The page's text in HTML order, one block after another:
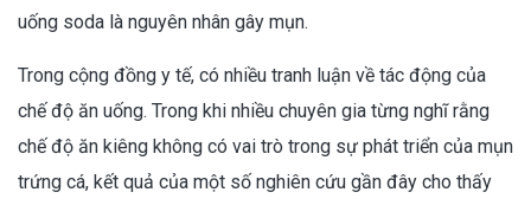
uống soda là nguyên nhân gây mụn.
Trong cộng đồng y tế, có nhiều tranh luận về tác động của
chế độ ăn uống. Trong khi nhiều chuyên gia từng nghĩ rằng
chế độ ăn kiêng không có vai trò trong sự phát triển của mụn
trứng cá, kết quả của một số nghiên cứu gần đây cho thấy